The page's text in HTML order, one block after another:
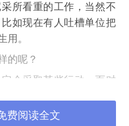
所看重的工作，当然不
如现在有人吐槽单位把
用。
的呢？
会采取某些行动，而对
事情？把兴趣与工作相
费阅读全文